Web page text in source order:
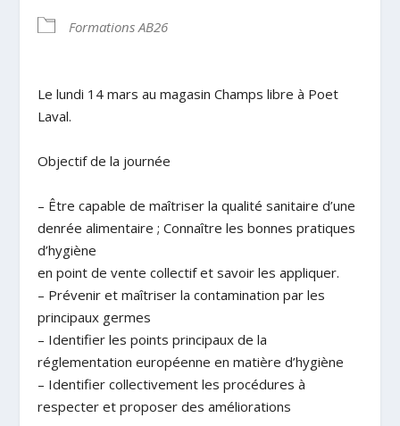
Formations AB26
Le lundi 14 mars au magasin Champs libre à Poet
Laval.
Objectif de la journée
– Être capable de maîtriser la qualité sanitaire d’une
denrée alimentaire ; Connaître les bonnes pratiques
d’hygiène
en point de vente collectif et savoir les appliquer.
– Prévenir et maîtriser la contamination par les
principaux germes
– Identifier les points principaux de la
réglementation européenne en matière d’hygiène
– Identifier collectivement les procédures à
respecter et proposer des améliorations